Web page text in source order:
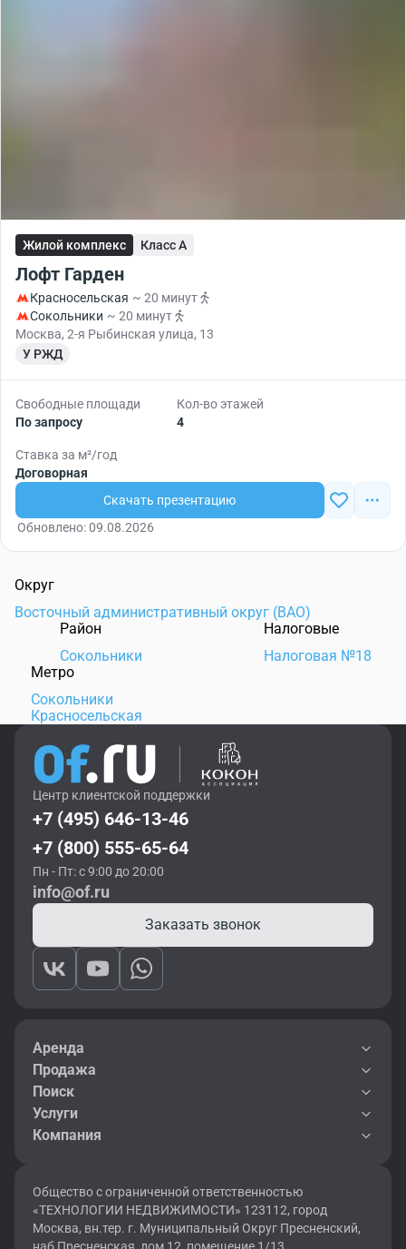
Жилой комплекс Класс A
Лофт Гарден
Красносельская ~ 20 минут
Сокольники ~ 20 минут
Москва, 2-я Рыбинская улица, 13
У РЖД
Свободные площади
По запросу
Кол-во этажей
4
Ставка за м²/год
Договорная
Скачать презентацию
Обновлено: 09.08.2026
Округ
Восточный административный округ (ВАО)
Район
Сокольники
Налоговые
Налоговая №18
Метро
Сокольники
Красносельская
Центр клиентской поддержки
+7 (495) 646-13-46
+7 (800) 555-65-64
Пн - Пт: с 9:00 до 20:00
info@of.ru
Заказать звонок
Аренда
Продажа
Поиск
Услуги
Компания
Общество с ограниченной ответственностью
«ТЕХНОЛОГИИ НЕДВИЖИМОСТИ» 123112, город
Москва, вн.тер. г. Муниципальный Округ Пресненский,